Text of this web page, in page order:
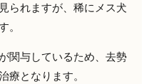
られますが、稀にメス犬
。
関与しているため、去勢
療となります。